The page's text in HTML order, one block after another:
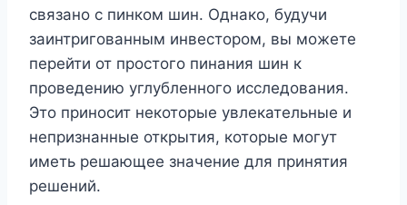
связано с пинком шин. Однако, будучи
заинтригованным инвестором, вы можете
перейти от простого пинания шин к
проведению углубленного исследования.
Это приносит некоторые увлекательные и
непризнанные открытия, которые могут
иметь решающее значение для принятия
решений.